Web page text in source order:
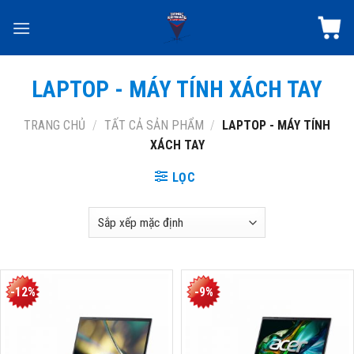
LAPTOP - MÁY TÍNH XÁCH TAY
TRANG CHỦ / TẤT CẢ SẢN PHẨM /
LAPTOP - MÁY TÍNH
XÁCH TAY
LỌC
-12% -9%